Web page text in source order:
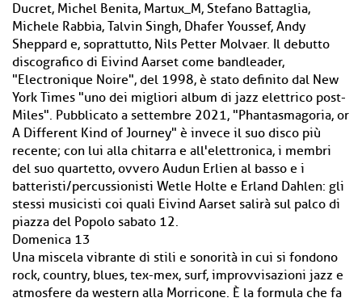
Ducret, Michel Benita, Martux_M, Stefano Battaglia,
Michele Rabbia, Talvin Singh, Dhafer Youssef, Andy
Sheppard e, soprattutto, Nils Petter Molvaer. Il debutto
discografico di Eivind Aarset come bandleader,
"Electronique Noire", del 1998, è stato definito dal New
York Times "uno dei migliori album di jazz elettrico post-
Miles". Pubblicato a settembre 2021, "Phantasmagoria, or
A Different Kind of Journey" è invece il suo disco più
recente; con lui alla chitarra e all'elettronica, i membri
del suo quartetto, ovvero Audun Erlien al basso e i
batteristi/percussionisti Wetle Holte e Erland Dahlen: gli
stessi musicisti coi quali Eivind Aarset salirà sul palco di
piazza del Popolo sabato 12.
Domenica 13
Una miscela vibrante di stili e sonorità in cui si fondono
rock, country, blues, tex-mex, surf, improvvisazioni jazz e
atmosfere da western alla Morricone. È la formula che fa